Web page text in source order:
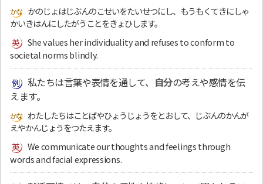
かのじょはじぶんのこせいをたいせつにし、もうもくてきにしゃ
かいきはんにしたがうことをきょひします。
She values her individuality and refuses to conform to
societal norms blindly.
私たちは言葉や表情を通して、 自分の考えや感情を伝
えます。
わたしたちはことばやひょうじょうをとおして、じぶんのかんが
えやかんじょうをつたえます。
We communicate our thoughts and feelings through
words and facial expressions.